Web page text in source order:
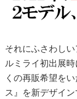
それにふさわし
ルミライ初出展
くの再販希望を
ス』を新デザイン